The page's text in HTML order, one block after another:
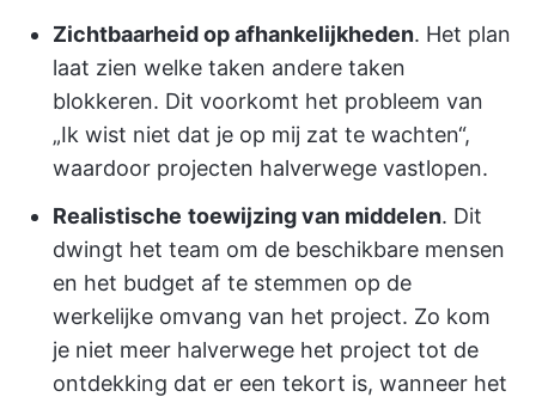
Zichtbaarheid op afhankelijkheden. Het plan
laat zien welke taken andere taken
blokkeren. Dit voorkomt het probleem van
„Ik wist niet dat je op mij zat te wachten“,
waardoor projecten halverwege vastlopen.
Realistische toewijzing van middelen. Dit
dwingt het team om de beschikbare mensen
en het budget af te stemmen op de
werkelijke omvang van het project. Zo kom
je niet meer halverwege het project tot de
ontdekking dat er een tekort is, wanneer het